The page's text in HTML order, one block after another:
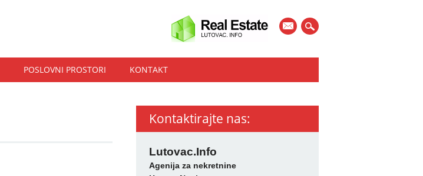
mail
POSLOVNI PROSTORI KONTAKT
Kontaktirajte nas:
Lutovac.Info
Agenija za nekretnine